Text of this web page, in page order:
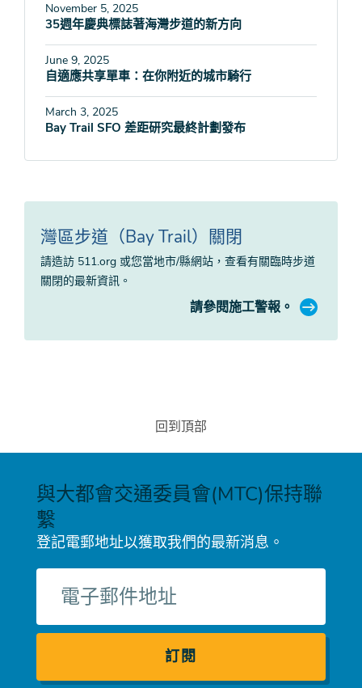
November 5, 2025
35週年慶典標誌著海灣步道的新方向
June 9, 2025
自適應共享單車：在你附近的城市騎行
March 3, 2025
Bay Trail SFO 差距研究最終計劃發布
灣區步道（Bay Trail）關閉
請造訪 511.org 或您當地市/縣網站，查看有關臨時步道
關閉的最新資訊。
請參閱施工警報。
回到頂部
與大都會交通委員會(MTC)保持聯
繫
登記電郵地址以獲取我們的最新消息。
郵
件